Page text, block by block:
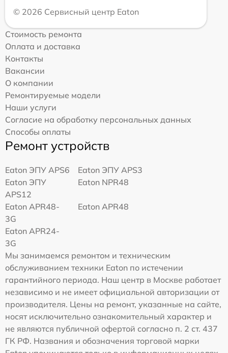
© 2026 Сервисный центр Eaton
Стоимость ремонта
Оплата и доставка
Контакты
Вакансии
О компании
Ремонтируемые модели
Наши услуги
Согласие на обработку персональных данных
Способы оплаты
Ремонт устройств
Eaton ЭПУ APS6
Eaton ЭПУ APS3
Eaton ЭПУ
APS12
Eaton NPR48
Eaton APR48-
3G
Eaton APR48
Eaton APR24-
3G
Мы занимаемся ремонтом и техническим
обслуживанием техники Eaton по истечении
гарантийного периода. Наш центр в Москве работает
независимо и не имеет официальной авторизации от
производителя. Цены на ремонт, указанные на сайте,
носят исключительно ознакомительный характер и
не являются публичной офертой согласно п. 2 ст. 437
ГК РФ. Названия и обозначения торговой марки